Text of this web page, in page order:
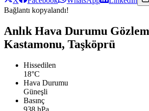
Bağlantı kopyalandı!
Anlık Hava Durumu
Kastamonu, Taşköprü
Hissedilen
18°C
Hava Durumu
Güneşli
Basınç
938 hPa